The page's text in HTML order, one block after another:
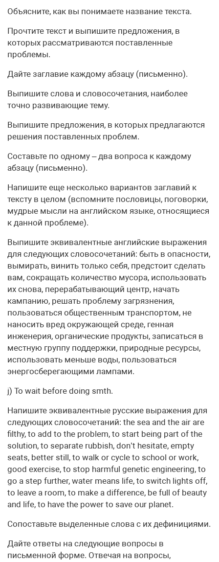
Объясните, как вы понимаете название текста.
Прочтите текст и выпишите предложения, в
которых рассматриваются поставленные
проблемы.
Дайте заглавие каждому абзацу (письменно).
Выпишите слова и словосочетания, наиболее
точно развивающие тему.
Выпишите предложения, в которых предлагаются
решения поставленных проблем.
Составьте по одному – два вопроса к каждому
абзацу (письменно).
Напишите еще несколько вариантов заглавий к
тексту в целом (вспомните пословицы, поговорки,
мудрые мысли на английском языке, относящиеся
к данной проблеме).
Выпишите эквивалентные английские выражения
для следующих словосочетаний: быть в опасности,
вымирать, винить только себя, предстоит сделать
вам, сокращать количество мусора, использовать
их снова, перерабатывающий центр, начать
кампанию, решать проблему загрязнения,
пользоваться общественным транспортом, не
наносить вред окружающей среде, генная
инженерия, органические продукты, записаться в
местную группу поддержки, природные ресурсы,
использовать меньше воды, пользоваться
энергосберегающими лампами.
j) To wait before doing smth.
Напишите эквивалентные русские выражения для
следующих словосочетаний: the sea and the air are
filthy, to add to the problem, to start being part of the
solution, to separate rubbish, don’t hesitate, empty
seats, better still, to walk or cycle to school or work,
good exercise, to stop harmful genetic engineering, to
go a step further, water means life, to switch lights off,
to leave a room, to make a difference, be full of beauty
and life, to have the power to save our planet.
Сопоставьте выделенные слова с их дефинициями.
Дайте ответы на следующие вопросы в
письменной форме. Отвечая на вопросы,